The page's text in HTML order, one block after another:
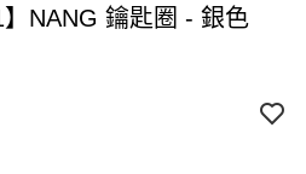
】NANG 鑰匙圈 - 銀色